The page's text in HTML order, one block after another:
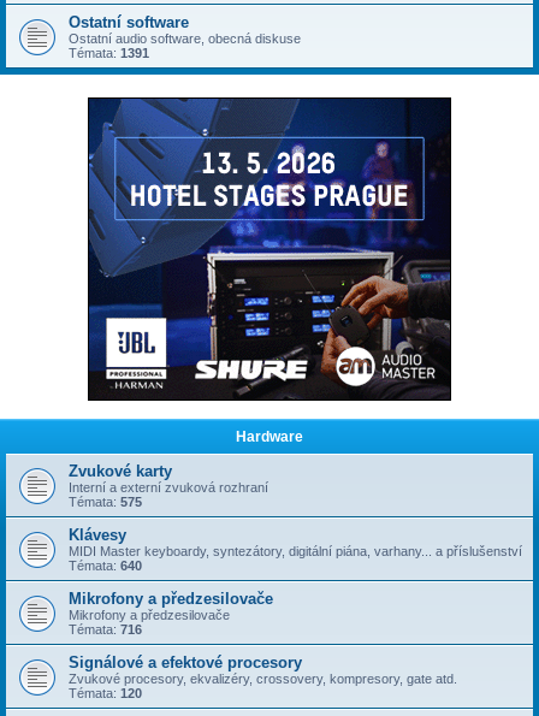
Ostatní software
Ostatní audio software, obecná diskuse
Témata: 1391
Hardware
Zvukové karty
Interní a externí zvuková rozhraní
Témata: 575
Klávesy
MIDI Master keyboardy, syntezátory, digitální piána, varhany... a příslušenství
Témata: 640
Mikrofony a předzesilovače
Mikrofony a předzesilovače
Témata: 716
Signálové a efektové procesory
Zvukové procesory, ekvalizéry, crossovery, kompresory, gate atd.
Témata: 120